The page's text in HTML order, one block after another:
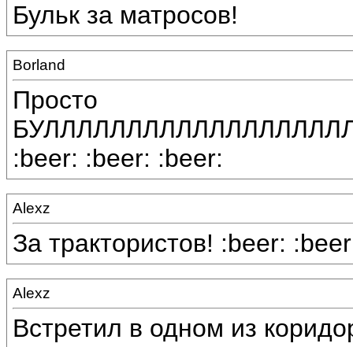
Бульк за матросов!
Borland
Просто
:beer: :beer: :beer:
Alexz
За трактористов! :beer:
Alexz
Встретил в одном из